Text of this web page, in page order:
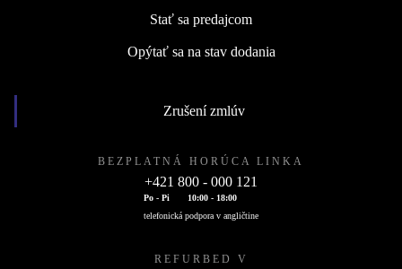
Stať sa predajcom
Opýtať sa na stav dodania
Zrušení zmlúv
BEZPLATNÁ HORÚCA LINKA
+421 800 - 000 121
Po - Pi
10:00 - 18:00
telefonická podpora v angličtine
REFURBED V